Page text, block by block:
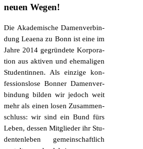
neuen Wegen!
Die Aka­de­mi­sche Damen­ver­bin­
dung Leae­na zu Bonn ist eine im
Jah­re 2014 gegrün­de­te Kor­po­ra­
ti­on aus akti­ven und ehe­ma­li­gen
Stu­den­tin­nen. Als ein­zi­ge kon­
fes­si­ons­lo­se Bon­ner Damen­ver­
bin­dung bil­den wir jedoch weit
mehr als einen losen Zusam­men­
schluss: wir sind ein Bund fürs
Leben, des­sen Mit­glie­der ihr Stu­
den­ten­le­ben gemein­schaft­lich